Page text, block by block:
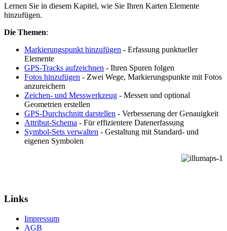
Lernen Sie in diesem Kapitel, wie Sie Ihren Karten Elemente
hinzufügen.
Die Themen:
Markierungspunkt hinzufügen - Erfassung punktueller
Elemente
GPS-Tracks aufzeichnen - Ihren Spuren folgen
Fotos hinzufügen - Zwei Wege, Markierungspunkte mit Fotos
anzureichern
Zeichen- und Messwerkzeug - Messen und optional
Geometrien erstellen
GPS-Durchschnitt darstellen - Verbesserung der Genauigkeit
Attribut-Schema - Für effizientere Datenerfassung
Symbol-Sets verwalten - Gestaltung mit Standard- und
eigenen Symbolen
Links
Impressum
AGB